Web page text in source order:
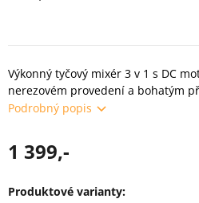
Výkonný tyčový mixér 3 v 1 s DC
nerezovém provedení a bohatým
Podrobný popis
1 399,-
Produktové varianty: